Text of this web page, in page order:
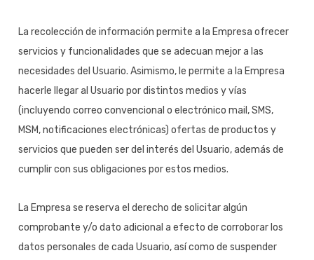
La recolección de información permite a la Empresa ofrecer
servicios y funcionalidades que se adecuan mejor a las
necesidades del Usuario. Asimismo, le permite a la Empresa
hacerle llegar al Usuario por distintos medios y vías
(incluyendo correo convencional o electrónico mail, SMS,
MSM, notificaciones electrónicas) ofertas de productos y
servicios que pueden ser del interés del Usuario, además de
cumplir con sus obligaciones por estos medios.
La Empresa se reserva el derecho de solicitar algún
comprobante y/o dato adicional a efecto de corroborar los
datos personales de cada Usuario, así como de suspender